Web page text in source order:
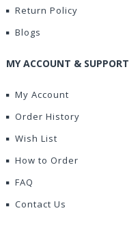
Return Policy
Blogs
MY ACCOUNT & SUPPORT
My Account
Order History
Wish List
How to Order
FAQ
Contact Us